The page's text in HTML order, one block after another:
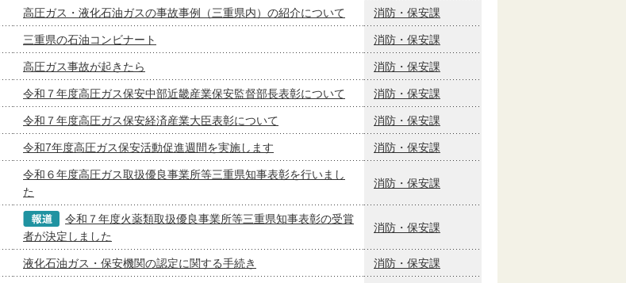
高圧ガス・液化石油ガスの事故事例（三重県内）の紹介について 消防・保安課
三重県の石油コンビナート 消防・保安課
高圧ガス事故が起きたら 消防・保安課
令和７年度高圧ガス保安中部近畿産業保安監督部長表彰について 消防・保安課
令和７年度高圧ガス保安経済産業大臣表彰について 消防・保安課
令和7年度高圧ガス保安活動促進週間を実施します 消防・保安課
令和６年度高圧ガス取扱優良事業所等三重県知事表彰を行いまし
た
消防・保安課
令和７年度火薬類取扱優良事業所等三重県知事表彰の受賞
者が決定しました
消防・保安課
液化石油ガス・保安機関の認定に関する手続き 消防・保安課